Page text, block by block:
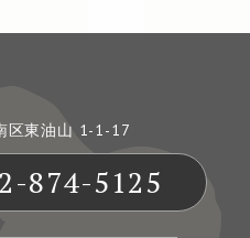
区東油山 1-1-17
874-5125